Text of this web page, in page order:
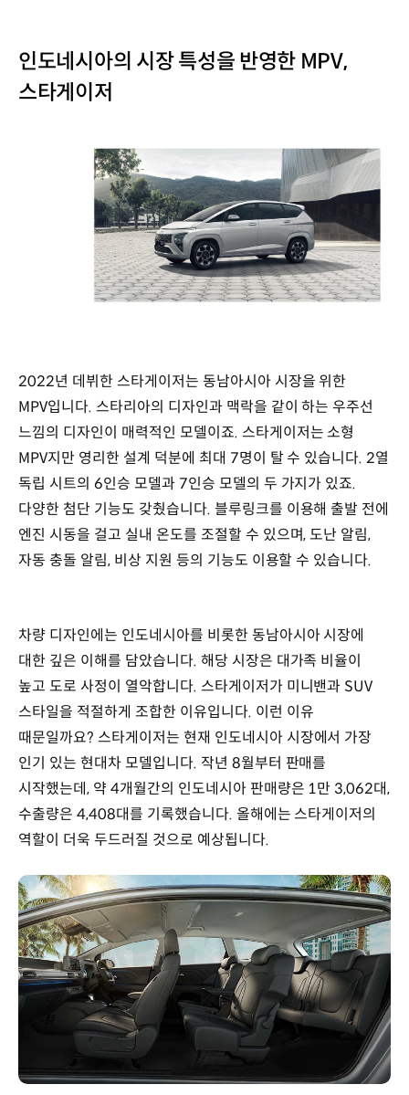
인도네시아의 시장 특성을 반영한 MPV,
스타게이저
2022년 데뷔한 스타게이저는 동남아시아 시장을 위한
MPV입니다. 스타리아의 디자인과 맥락을 같이 하는 우주선
느낌의 디자인이 매력적인 모델이죠. 스타게이저는 소형
MPV지만 영리한 설계 덕분에 최대 7명이 탈 수 있습니다. 2열
독립 시트의 6인승 모델과 7인승 모델의 두 가지가 있죠.
다양한 첨단 기능도 갖췄습니다. 블루링크를 이용해 출발 전에
엔진 시동을 걸고 실내 온도를 조절할 수 있으며, 도난 알림,
자동 충돌 알림, 비상 지원 등의 기능도 이용할 수 있습니다.
차량 디자인에는 인도네시아를 비롯한 동남아시아 시장에
대한 깊은 이해를 담았습니다. 해당 시장은 대가족 비율이
높고 도로 사정이 열악합니다. 스타게이저가 미니밴과 SUV
스타일을 적절하게 조합한 이유입니다. 이런 이유
때문일까요? 스타게이저는 현재 인도네시아 시장에서 가장
인기 있는 현대차 모델입니다. 작년 8월부터 판매를
시작했는데, 약 4개월간의 인도네시아 판매량은 1만 3,062대,
수출량은 4,408대를 기록했습니다. 올해에는 스타게이저의
역할이 더욱 두드러질 것으로 예상됩니다.